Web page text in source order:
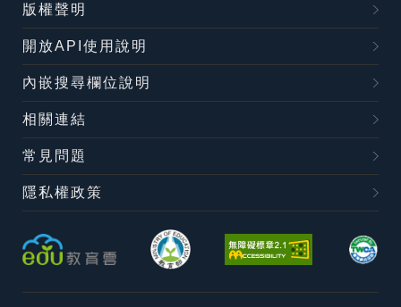
版權聲明
開放API使用說明
內嵌搜尋欄位說明
相關連結
常見問題
隱私權政策